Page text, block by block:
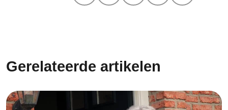
Gerelateerde artikelen